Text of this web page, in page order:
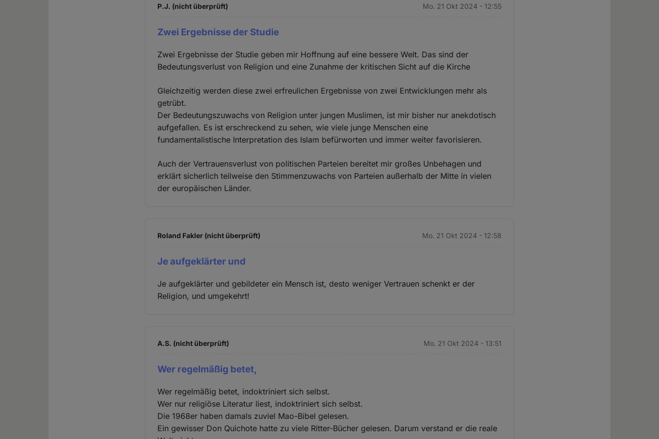
P.J. (nicht überprüft) Mo. 21 Okt 2024 - 12:55
Zwei Ergebnisse der Studie
Zwei Ergebnisse der Studie geben mir Hoffnung auf eine bessere Welt. Das sind der
Bedeutungsverlust von Religion und eine Zunahme der kritischen Sicht auf die Kirche
Gleichzeitig werden diese zwei erfreulichen Ergebnisse von zwei Entwicklungen mehr als
getrübt.
Der Bedeutungszuwachs von Religion unter jungen Muslimen, ist mir bisher nur anekdotisch
aufgefallen. Es ist erschreckend zu sehen, wie viele junge Menschen eine
fundamentalistische Interpretation des Islam befürworten und immer weiter favorisieren.
Auch der Vertrauensverlust von politischen Parteien bereitet mir großes Unbehagen und
erklärt sicherlich teilweise den Stimmenzuwachs von Parteien außerhalb der Mitte in vielen
der europäischen Länder.
Roland Fakler (nicht überprüft) Mo. 21 Okt 2024 - 12:58
Je aufgeklärter und
Je aufgeklärter und gebildeter ein Mensch ist, desto weniger Vertrauen schenkt er der
Religion, und umgekehrt!
A.S. (nicht überprüft) Mo. 21 Okt 2024 - 13:51
Wer regelmäßig betet,
Wer regelmäßig betet, indoktriniert sich selbst.
Wer nur religiöse Literatur liest, indoktriniert sich selbst.
Die 1968er haben damals zuviel Mao-Bibel gelesen.
Ein gewisser Don Quichote hatte zu viele Ritter-Bücher gelesen. Darum verstand er die reale